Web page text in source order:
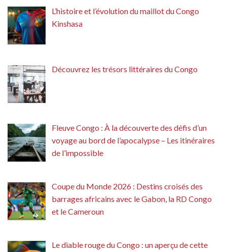
L’histoire et l’évolution du maillot du Congo
Kinshasa
Découvrez les trésors littéraires du Congo
Fleuve Congo : À la découverte des défis d’un
voyage au bord de l’apocalypse – Les itinéraires
de l’impossible
Coupe du Monde 2026 : Destins croisés des
barrages africains avec le Gabon, la RD Congo
et le Cameroun
Le diable rouge du Congo : un aperçu de cette